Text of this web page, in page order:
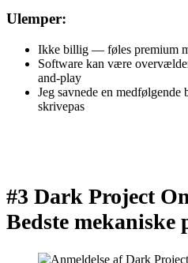
Ulemper:
Ikke billig — føles premium
Software kan være
and-play
Jeg savnede en medfølgende
skrivepas
#3 Dark Project
Bedste mekaniske